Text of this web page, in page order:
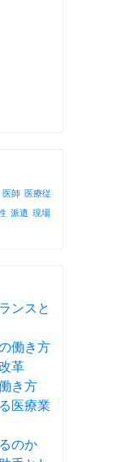
医師 医療従
派遣 現場
ンスと
働き方
革
き方
医療業
のか